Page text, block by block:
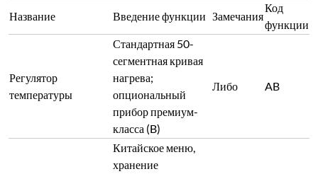
Название Введение функции Замечания
Код
функции
Регулятор
температуры
Стандартная 50-
сегментная кривая
нагрева;
опциональный
прибор премиум-
класса (B)
Либо AB
Китайское меню,
хранение